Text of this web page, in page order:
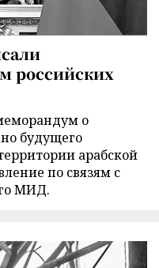
российских
о
будущего
арабской
по связям с
МИД.